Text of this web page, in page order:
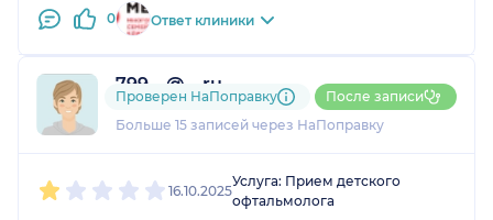
и профессионально в экстренной ситуации.
Обязательно планирую обратиться к ней снова
выздоровления.
0 Ответ клиники
799....@....ru
2 отзываи 2 оценки
Больше 15 записей через НаПоправку
Проверен НаПоправку После записи
16.10.2025
Услуга: Прием детского
офтальмолога